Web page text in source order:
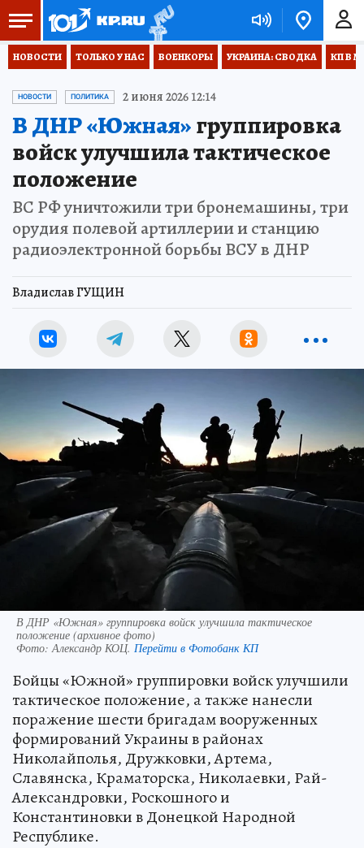
НОВОСТИ ТОЛЬКО У НАС ВОЕНКОРЫ УКРАИНА: СВОДКА КП В
НОВОСТИ ПОЛИТИКА 2 июня 2026 12:14
В ДНР «Южная»группировка
войск улучшила тактическое
положение
ВС РФ уничтожили три бронемашины, три
орудия полевой артиллерии и станцию
радиоэлектронной борьбы ВСУ в ДНР
Владислав ГУЩИН
В ДНР «Южная» группировка войск улучшила тактическое
положение (архивное фото)
Фото: Александр КОЦ. Перейти в Фотобанк КП
Бойцы «Южной» группировки войск улучшили
тактическое положение, а также нанесли
поражение шести бригадам вооруженных
формирований Украины в районах
Николайполья, Дружковки, Артема,
Славянска, Краматорска, Николаевки, Рай-
Александровки, Роскошного и
Константиновки в Донецкой Народной
Республике.